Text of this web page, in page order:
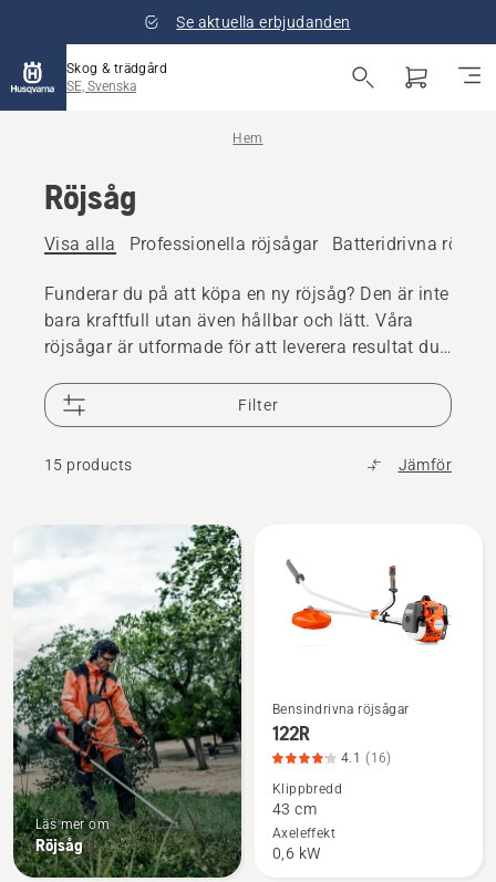
Se aktuella erbjudanden
Skog & trädgård
SE, Svenska
Hem
Röjsåg
Visa alla Professionella röjsågar Batteridrivna
Funderar du på att köpa en ny röjsåg? Den är inte
bara kraftfull utan även hållbar och lätt. Våra
röjsågar är utformade för att leverera resultat du
bensinmodeller.
Filter
15 products Jämför
produkter
Läs mer om
Röjsåg
Se
mer
information
om
122R,
produktbetyg
Bensindrivna röjsågar
122R
4.1 (16)
Klippbredd
43 cm
Axeleffekt
0,6 kW